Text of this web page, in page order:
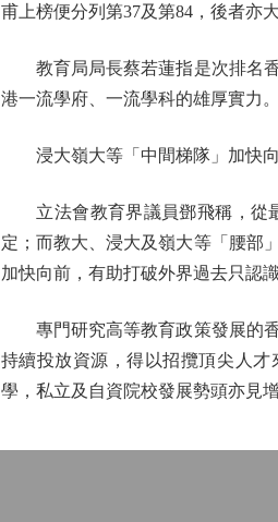
甫上榜便分列第37及第84，後者亦
教育局局長蔡若蓮指是次排名香
港一流學府、一流學科的雄厚實力。
浸大嶺大等「中間梯隊」加快
立法會教育界議員鄧飛稱，從最
定；而教大、浸大及嶺大等「腰部
加快向前，有助打破外界過去只認
專門研究高等教育政策發展的香
持續投放資源，得以招攬頂尖人
學，私立及自資院校發展勢頭亦見增